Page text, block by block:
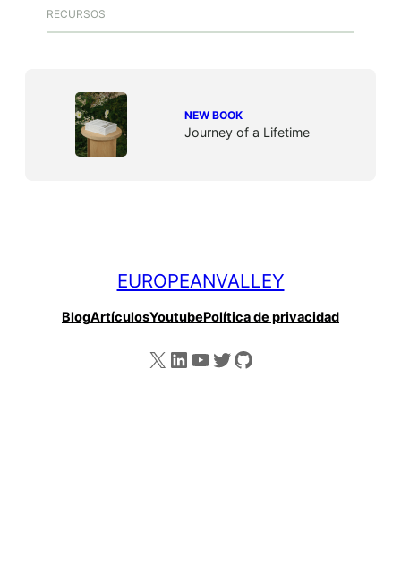
RECURSOS
NEW BOOK
Journey of a Lifetime
EUROPEANVALLEY
BlogArtículosYoutubePolítica de privacidad
X LinkedIn YouTube Twitter GitHub